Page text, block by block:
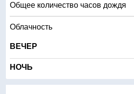
Общее количество часов дождя
Облачность
ВЕЧЕР
НОЧЬ